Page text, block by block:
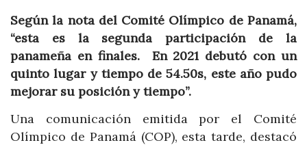
Según la nota del Comité Olímpico de Panamá,
“esta es la segunda participación de la
panameña en finales. En 2021 debutó con un
quinto lugar y tiempo de 54.50s, este año pudo
mejorar su posición y tiempo”.
Una comunicación emitida por el Comité
Olímpico de Panamá (COP), esta tarde, destacó